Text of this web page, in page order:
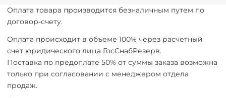
Оплата товара производится безналичным путем по
договор-счету.
Оплата происходит в объеме 100% через расчетный
счет юридического лица ГосСнабРезерв.
Поставка по предоплате 50% от суммы заказа возможна
только при согласовании с менеджером отдела
продаж.